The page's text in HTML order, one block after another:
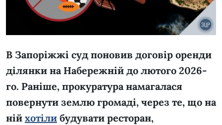
В Запоріжжі суд поновив договір оренди
ділянки на Набережній до лютого 2026-
го. Раніше, прокуратура намагалася
повернути землю громаді, через те, що на
ній хотіли будувати ресторан,